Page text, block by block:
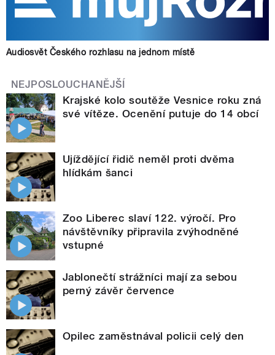
Audiosvět Českého rozhlasu na jednom místě
NEJPOSLOUCHANĚJŠÍ
Krajské kolo soutěže Vesnice roku zná
své vítěze. Ocenění putuje do 14 obcí
Ujíždějící řidič neměl proti dvěma
hlídkám šanci
Zoo Liberec slaví 122. výročí. Pro
návštěvníky připravila zvýhodněné
vstupné
Jablonečtí strážníci mají za sebou
perný závěr července
Opilec zaměstnával policii celý den